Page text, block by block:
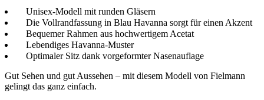
Unisex-Modell mit runden Gläsern
Die Vollrandfassung in Blau Havanna sorgt für einen Akzent
Bequemer Rahmen aus hochwertigem Acetat
Lebendiges Havanna-Muster
Optimaler Sitz dank vorgeformter Nasenauflage
Gut Sehen und gut Aussehen – mit diesem Modell von Fielmann
gelingt das ganz einfach.